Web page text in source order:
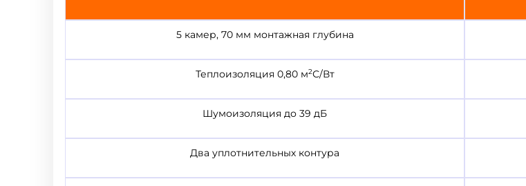
5 камер, 70 мм монтажная глубина
Теплоизоляция 0,80 м2С/Вт
Шумоизоляция до 39 дБ
Два уплотнительных контура